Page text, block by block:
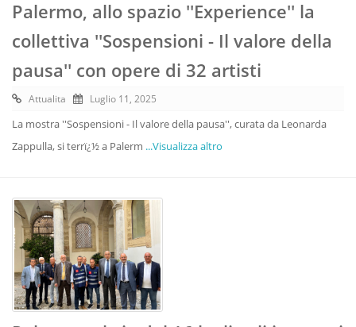
Palermo, allo spazio ''Experience'' la
collettiva ''Sospensioni - Il valore della
pausa'' con opere di 32 artisti
Attualita Luglio 11, 2025
La mostra ''Sospensioni - Il valore della pausa'', curata da Leonarda
Zappulla, si terrï¿½ a Palerm ...Visualizza altro